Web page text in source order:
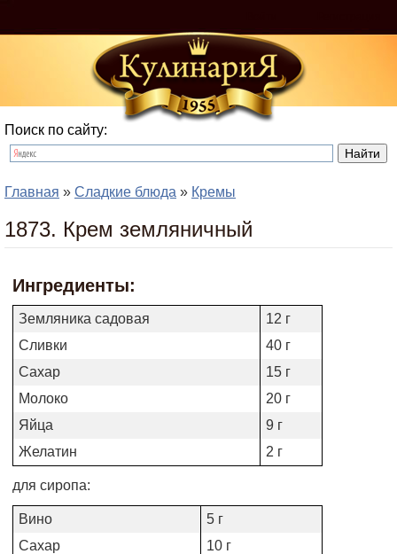
Поиск по сайту:
Главная » Сладкие блюда » Кремы
1873. Крем земляничный
Ингредиенты:
Земляника садовая
12 г
Сливки
40 г
Сахар
15 г
Молоко
20 г
Яйца
9 г
Желатин
2 г
для сиропа:
Вино
5 г
Сахар
10 г